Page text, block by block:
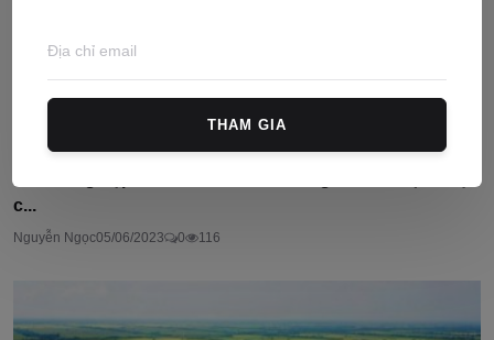
c...
Nguyễn Ngọc05/06/2023 0 116
THAM GIA